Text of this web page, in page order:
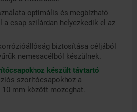
optimális és megbízható
a csap szilárdan helyezkedik el az
biztosítása céljából
nemesacélból készülnek.
készült távtartó
szorítócsapokhoz a
10 mm között mozoghat.